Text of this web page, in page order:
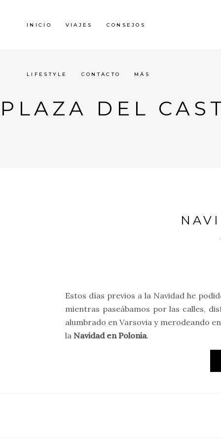
INICIO VIAJES CONSEJOS
LIFESTYLE CONTACTO MÁS
PLAZA DEL
Estos días previos a la Navidad he
mientras paseábamos por las calles,
alumbrado en Varsovia y merodeando
la Navidad en Polonia.